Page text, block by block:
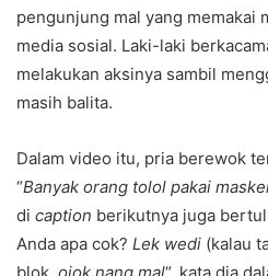
pengunjung mal yang memakai
media sosial. Laki-laki
melakukan aksinya sambil
masih balita.
Dalam video itu, pria berewok
“Banyak orang tolol pakai
di caption berikutnya juga
Anda apa cok? Lek wedi (kalau
blok, ojok nang mal“, kata dia